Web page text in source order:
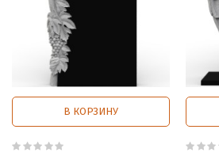
В КОРЗИНУ